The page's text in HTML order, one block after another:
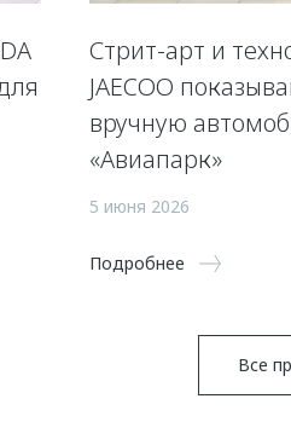
Стрит-арт и
JAECOO
вручную
«Авиапарк»
5 июня 2026
Подробнее
Все